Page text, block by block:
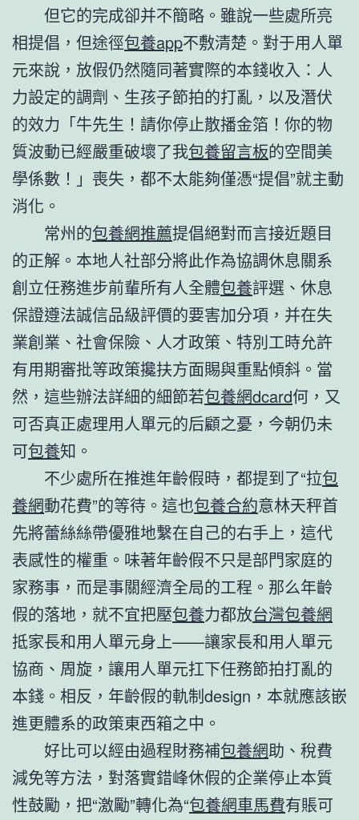
但它的完成卻并不簡略。雖說一些處所亮
相提倡，但途徑包養app不敷清楚。對于用人單
元來說，放假仍然隨同著實際的本錢收入：人
力設定的調劑、生孩子節拍的打亂，以及潛伏
的效力「牛先生！請你停止散播金箔！你的物
質波動已經嚴重破壞了我包養留言板的空間美
學係數！」喪失，都不太能夠僅憑“提倡”就主動
消化。
常州的包養網推薦提倡絕對而言接近題目
的正解。本地人社部分將此作為協調休息關系
創立任務進步前輩所有人全體包養評選、休息
保證遵法誠信品級評價的要害加分項，并在失
業創業、社會保險、人才政策、特別工時允許
有用期審批等政策攙扶方面賜與重點傾斜。當
然，這些辦法詳細的細節若包養網dcard何，又
可否真正處理用人單元的后顧之憂，今朝仍未
可包養知。
不少處所在推進年齡假時，都提到了“拉包
養網動花費”的等待。這也包養合約意林天秤首
先將蕾絲絲帶優雅地繫在自己的右手上，這代
表感性的權重。味著年齡假不只是部門家庭的
家務事，而是事關經濟全局的工程。那么年齡
假的落地，就不宜把壓包養力都放台灣包養網
抵家長和用人單元身上——讓家長和用人單元
協商、周旋，讓用人單元扛下任務節拍打亂的
本錢。相反，年齡假的軌制design，本就應該嵌
進更體系的政策東西箱之中。
好比可以經由過程財務補包養網助、稅費
減免等方法，對落實錯峰休假的企業停止本質
性鼓勵，把“激勵”轉化為“包養網車馬費有賬可